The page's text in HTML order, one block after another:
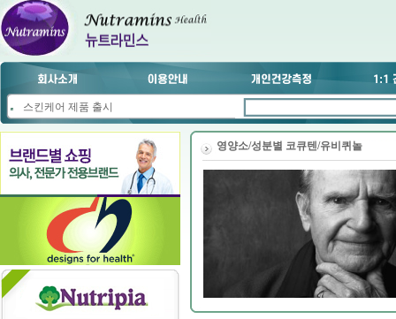
스킨케어 제품 출시
영양소/성분별 코큐텐/유비퀴놀